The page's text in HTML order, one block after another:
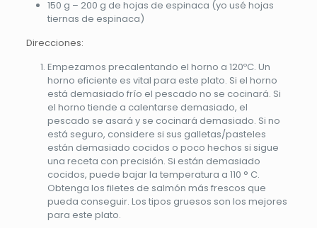
150 g – 200 g de hojas de espinaca (yo usé hojas
tiernas de espinaca)
Direcciones:
Empezamos precalentando el horno a 120ºC. Un
horno eficiente es vital para este plato. Si el horno
está demasiado frío el pescado no se cocinará. Si
el horno tiende a calentarse demasiado, el
pescado se asará y se cocinará demasiado. Si no
está seguro, considere si sus galletas/pasteles
están demasiado cocidos o poco hechos si sigue
una receta con precisión. Si están demasiado
cocidos, puede bajar la temperatura a 110 ° C.
Obtenga los filetes de salmón más frescos que
pueda conseguir. Los tipos gruesos son los mejores
para este plato.